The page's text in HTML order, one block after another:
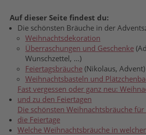
Auf dieser Seite findest du:
Die schönsten Bräuche in der
Weihnachtsdekoration
Überraschungen und Geschenke
Wunschzettel, ...)
Feiertagsbräuche (Nikolaus, Advent)
Weihnachtsbasteln und
Fast vergessen oder ganz neu:
und zu den Feiertagen
Die schönsten Weihnachtsbräuche
die Feiertage
Welche Weihnachtsbräuche in